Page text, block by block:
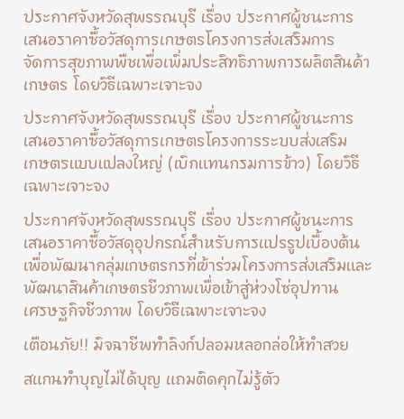
ประกาศจังหวัดสุพรรณบุรี เรื่อง ประกาศผู้ชนะการ
เสนอราคาซื้อวัสดุการเกษตรโครงการส่งเสริมการ
จัดการสุขภาพพืชเพื่อเพิ่มประสิทธิภาพการผลิตสินค้า
เกษตร โดยวิธีเฉพาะเจาะจง
ประกาศจังหวัดสุพรรณบุรี เรื่อง ประกาศผู้ชนะการ
เสนอราคาซื้อวัสดุการเกษตรโครงการระบบส่งเสริม
เกษตรแบบแปลงใหญ่ (เบิกแทนกรมการข้าว) โดยวิธี
เฉพาะเจาะจง
ประกาศจังหวัดสุพรรณบุรี เรื่อง ประกาศผู้ชนะการ
เสนอราคาซื้อวัสดุอุปกรณ์สำหรับการแปรรูปเบื้องต้น
เพื่อพัฒนากลุ่มเกษตรกรที่เข้าร่วมโครงการส่งเสริมและ
พัฒนาสินค้าเกษตรชีวภาพเพื่อเข้าสู่ห่วงโซ่อุปทาน
เศรษฐกิจชีวภาพ โดยวิธีเฉพาะเจาะจง
เตือนภัย!! มิจฉาชีพทำลิงก์ปลอมหลอกล่อให้ทำสวย
สแกนทำบุญไม่ได้บุญ แถมติดคุกไม่รู้ตัว